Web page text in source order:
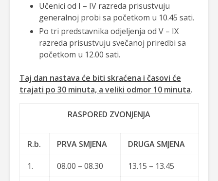
Učenici od I – IV razreda prisustvuju
generalnoj probi sa početkom u 10.45 sati.
Po tri predstavnika odjeljenja od V – IX
razreda prisustvuju svečanoj priredbi sa
početkom u 12.00 sati.
Taj dan nastava će biti skraćena i časovi će
trajati po 30 minuta, a veliki odmor 10 minuta.
RASPORED ZVONJENJA
R.b. PRVA SMJENA DRUGA SMJENA
1. 08.00 – 08.30 13.15 – 13.45